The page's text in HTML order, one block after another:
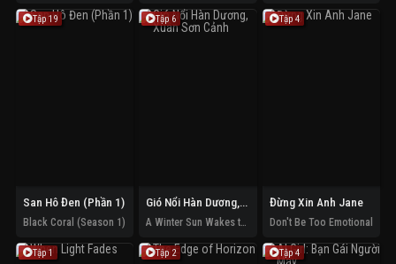
Tập 19
San Hô Đen (Phần 1)
Black Coral (Season 1)
Tập 6
Gió Nổi Hàn Dương, Xuân Sơn Cảnh
A Winter Sun Wakes the Wind in Spring Hills' Dream
Tập 4
Đừng Xin Anh Jane
Don't Be Too Emotional
Tập 1 Tập 2 Tập 4